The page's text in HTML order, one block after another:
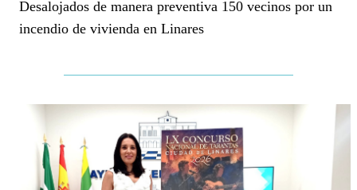
Desalojados de manera preventiva 150 vecinos por un
incendio de vivienda en Linares